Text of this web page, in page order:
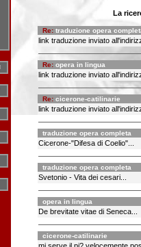
La
Re: traduzione opera
link traduzione inviato
Re: opera in lingua
link traduzione inviato
Re: cicerone-catilinarie
link traduzione inviato
traduzione opera completa
Cicerone-"Difesa di Coelio"...
traduzione opera completa
Svetonio - Vita dei cesari...
opera in lingua
De brevitate vitae di Seneca...
cicerone-catilinarie